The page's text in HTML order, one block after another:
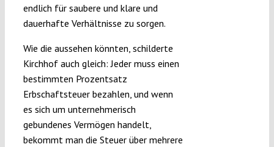
endlich für saubere und klare und
dauerhafte Verhältnisse zu sorgen.
Wie die aussehen könnten, schilderte
Kirchhof auch gleich: Jeder muss einen
bestimmten Prozentsatz
Erbschaftsteuer bezahlen, und wenn
es sich um unternehmerisch
gebundenes Vermögen handelt,
bekommt man die Steuer über mehrere